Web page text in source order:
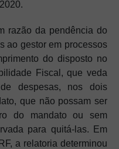
razão da pendência do
ao gestor em processos
do disposto no
Fiscal, que veda
despesas, nos dois
que não possam ser
do mandato ou sem
para quitá-las. Em
a relatoria determinou